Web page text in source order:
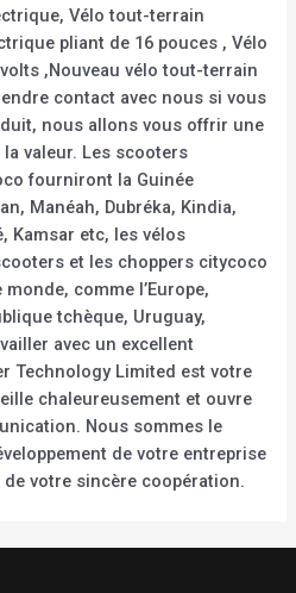
Vélo tout-terrain
pliant de 16 pouces , Vélo
,Nouveau vélo tout-terrain
contact avec nous si vous
nous allons vous offrir une
valeur. Les scooters
fourniront la Guinée
Manéah, Dubréka, Kindia,
Kamsar etc, les vélos
et les choppers citycoco
comme l’Europe,
tchèque, Uruguay,
avec un excellent
Technology Limited est votre
chaleureusement et ouvre
Nous sommes le
de votre entreprise
votre sincère coopération.